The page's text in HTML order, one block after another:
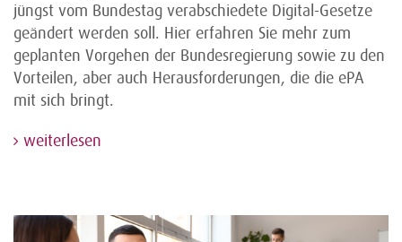
jüngst vom Bundestag verabschiedete Digital-Gesetze
geändert werden soll. Hier erfahren Sie mehr zum
geplanten Vorgehen der Bundesregierung sowie zu den
Vorteilen, aber auch Herausforderungen, die die ePA
mit sich bringt.
weiterlesen